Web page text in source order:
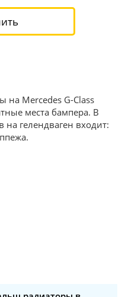
на Mercedes G-Class
места бампера. В
гелендваген входит: